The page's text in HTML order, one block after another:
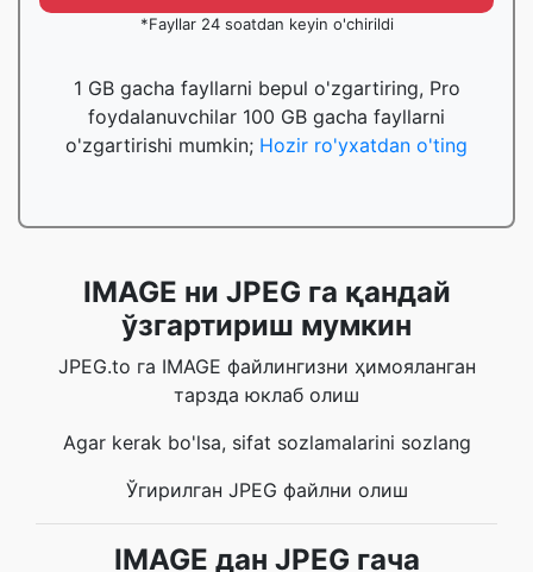
*Fayllar 24 soatdan keyin o'chirildi
1 GB gacha fayllarni bepul o'zgartiring, Pro
foydalanuvchilar 100 GB gacha fayllarni
o'zgartirishi mumkin; Hozir ro'yxatdan o'ting
IMAGE ни JPEG га қандай
ўзгартириш мумкин
JPEG.to га IMAGE файлингизни ҳимояланган
тарзда юклаб олиш
Agar kerak bo'lsa, sifat sozlamalarini sozlang
Ўгирилган JPEG файлни олиш
IMAGE дан JPEG гача